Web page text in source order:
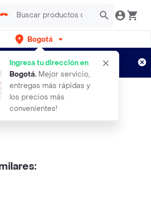
Bogotá
Ingresa tu dirección en
Bogotá. Mejor servicio,
entregas más rápidas y
los precios más
convenientes!
gratis por semanas
Aplican TyC
De Oliva Extra